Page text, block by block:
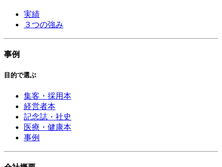
実績
３つの強み
事例
目的で選ぶ
集客・採用本
経営者本
記念誌・社史
医療・健康本
事例